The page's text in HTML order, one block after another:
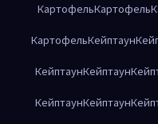
КартофельКартофель
КартофельКейптаун
КейптаунКейптаун
КейптаунКейптаун